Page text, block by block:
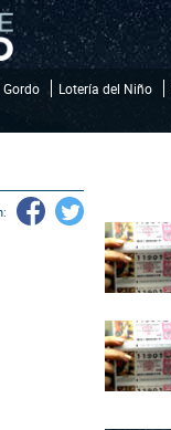
Gordo Lotería del Niño